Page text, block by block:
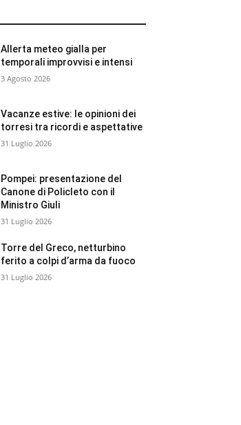
Allerta meteo gialla per
temporali improvvisi e intensi
3 Agosto 2026
Vacanze estive: le opinioni dei
torresi tra ricordi e aspettative
31 Luglio 2026
Pompei: presentazione del
Canone di Policleto con il
Ministro Giuli
31 Luglio 2026
Torre del Greco, netturbino
ferito a colpi d’arma da fuoco
31 Luglio 2026